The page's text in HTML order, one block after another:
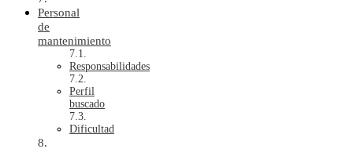
Personal
de
mantenimiento
Responsabilidades
Perfil
buscado
Dificultad